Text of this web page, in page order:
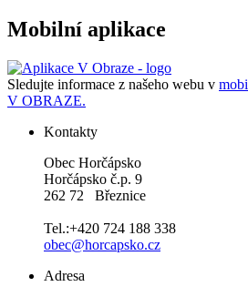
Mobilní aplikace
Sledujte informace z našeho webu v
V OBRAZE.
Kontakty
Obec Horčápsko
Horčápsko č.p. 9
262 72 Březnice
Tel.:+420 724 188 338
obec@horcapsko.cz
Adresa